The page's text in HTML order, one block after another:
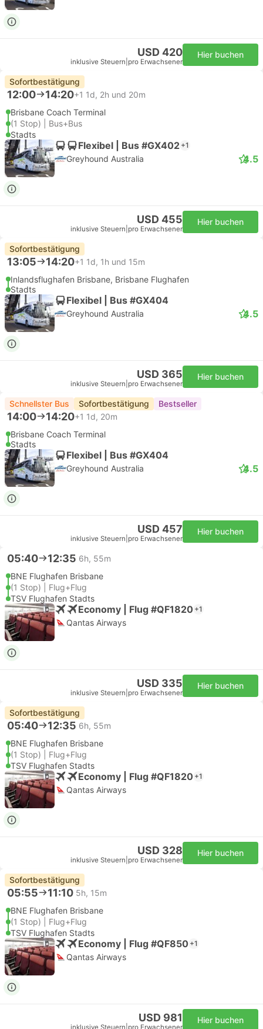
USD 420
inklusive Steuern pro Erwachsener
Hier buchen
Sofortbestätigung
12:00 14:20+1 1d, 2h und 20m
Brisbane Coach Terminal
(1 Stop) | Bus+Bus
Stadts
Flexibel | Bus #GX402 +1
Greyhound Australia 4.5
USD 455
inklusive Steuern pro Erwachsener
Hier buchen
Sofortbestätigung
13:05 14:20+1 1d, 1h und 15m
Inlandsflughafen Brisbane, Brisbane Flughafen
Stadts
Flexibel | Bus #GX404
Greyhound Australia 4.5
USD 365
inklusive Steuern pro Erwachsener
Hier buchen
Schnellster Bus Sofortbestätigung Bestseller
14:00 14:20+1 1d, 20m
Brisbane Coach Terminal
Stadts
Flexibel | Bus #GX404
Greyhound Australia 4.5
USD 457
inklusive Steuern pro Erwachsener
Hier buchen
05:40 12:35 6h, 55m
BNE Flughafen Brisbane
(1 Stop) | Flug+Flug
TSV Flughafen Stadts
Economy | Flug #QF1820 +1
Qantas Airways
USD 335
inklusive Steuern pro Erwachsener
Hier buchen
Sofortbestätigung
05:40 12:35 6h, 55m
BNE Flughafen Brisbane
(1 Stop) | Flug+Flug
TSV Flughafen Stadts
Economy | Flug #QF1820 +1
Qantas Airways
USD 328
inklusive Steuern pro Erwachsener
Hier buchen
Sofortbestätigung
05:55 11:10 5h, 15m
BNE Flughafen Brisbane
(1 Stop) | Flug+Flug
TSV Flughafen Stadts
Economy | Flug #QF850 +1
Qantas Airways
USD 981
inklusive Steuern pro Erwachsener
Hier buchen